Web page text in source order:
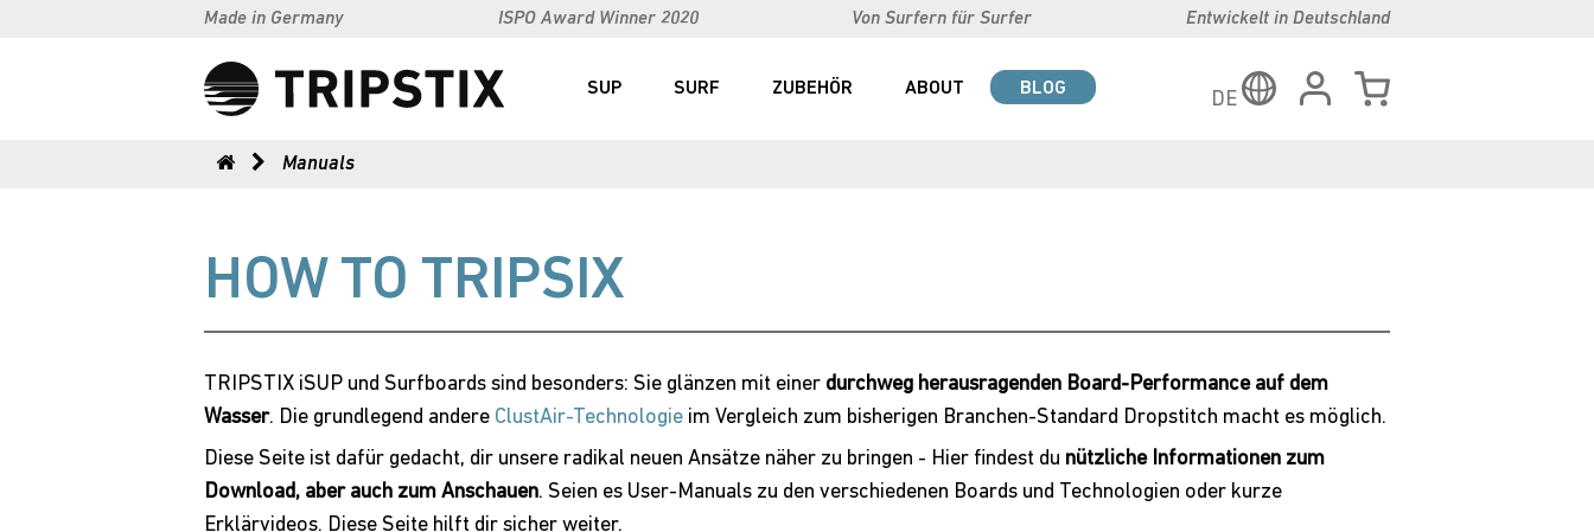
Made in Germany ISPO Award Winner 2020 Von Surfern für Surfer Entwickelt in Deutschland
SUP SURF ZUBEHÖR ABOUT BLOG
DE
Manuals
HOW TO TRIPSIX
TRIPSTIX iSUP und Surfboards sind besonders: Sie glänzen mit einer durchweg herausragenden Board-Performance auf dem
Wasser. Die grundlegend andere ClustAir-Technologie im Vergleich zum bisherigen Branchen-Standard Dropstitch macht es möglich.
Diese Seite ist dafür gedacht, dir unsere radikal neuen Ansätze näher zu bringen - Hier findest du nützliche Informationen zum
Download, aber auch zum Anschauen. Seien es User-Manuals zu den verschiedenen Boards und Technologien oder kurze
Erklärvideos. Diese Seite hilft dir sicher weiter.